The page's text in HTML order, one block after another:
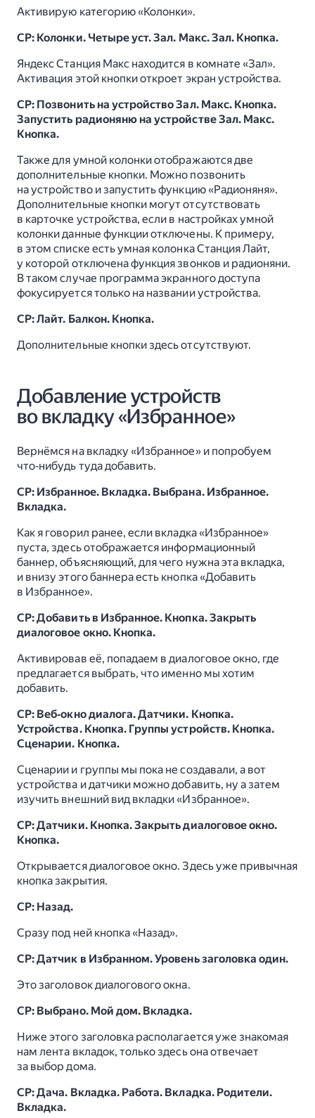
Активирую категорию «Колонки».
СР: Колонки. Четыре уст. Зал. Макс. Зал. Кнопка.
Яндекс Станция Макс находится в комнате «Зал».
Активация этой кнопки откроет экран устройства.
СР: Позвонить на устройство Зал. Макс. Кнопка.
Запустить радионяню на устройстве Зал. Макс.
Кнопка.
Также для умной колонки отображаются две
дополнительные кнопки. Можно позвонить
на устройство и запустить функцию «Радионяня».
Дополнительные кнопки могут отсутствовать
в карточке устройства, если в настройках умной
колонки данные функции отключены. К примеру,
в этом списке есть умная колонка Станция Лайт,
у которой отключена функция звонков и радионяни.
В таком случае программа экранного доступа
фокусируется только на названии устройства.
СР: Лайт. Балкон. Кнопка.
Дополнительные кнопки здесь отсутствуют.
Добавление устройств
во вкладку «Избранное»
Вернёмся на вкладку «Избранное» и попробуем
что‑нибудь туда добавить.
СР: Избранное. Вкладка. Выбрана. Избранное.
Вкладка.
Как я говорил ранее, если вкладка «Избранное»
пуста, здесь отображается информационный
баннер, объясняющий, для чего нужна эта вкладка,
и внизу этого баннера есть кнопка «Добавить
в Избранное».
СР: Добавить в Избранное. Кнопка. Закрыть
диалоговое окно. Кнопка.
Активировав её, попадаем в диалоговое окно, где
предлагается выбрать, что именно мы хотим
добавить.
СР: Веб‑окно диалога. Датчики. Кнопка.
Устройства. Кнопка. Группы устройств. Кнопка.
Сценарии. Кнопка.
Сценарии и группы мы пока не создавали, а вот
устройства и датчики можно добавить, ну а затем
изучить внешний вид вкладки «Избранное».
СР: Датчики. Кнопка. Закрыть диалоговое окно.
Кнопка.
Открывается диалоговое окно. Здесь уже привычная
кнопка закрытия.
СР: Назад.
Сразу под ней кнопка «Назад».
СР: Датчик в Избранном. Уровень заголовка один.
Это заголовок диалогового окна.
СР: Выбрано. Мой дом. Вкладка.
Ниже этого заголовка располагается уже знакомая
нам лента вкладок, только здесь она отвечает
за выбор дома.
СР: Дача. Вкладка. Работа. Вкладка. Родители.
Вкладка.